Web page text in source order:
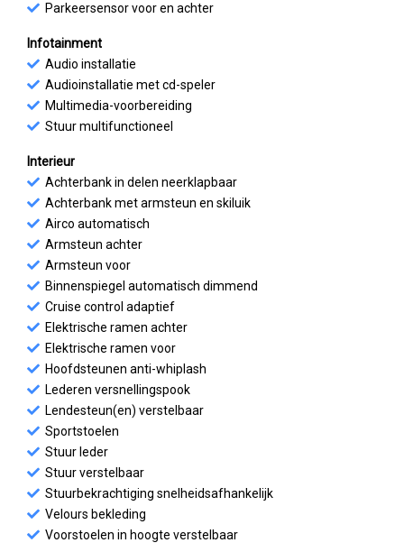
Parkeersensor voor en achter
Infotainment
Audio installatie
Audioinstallatie met cd-speler
Multimedia-voorbereiding
Stuur multifunctioneel
Interieur
Achterbank in delen neerklapbaar
Achterbank met armsteun en skiluik
Airco automatisch
Armsteun achter
Armsteun voor
Binnenspiegel automatisch dimmend
Cruise control adaptief
Elektrische ramen achter
Elektrische ramen voor
Hoofdsteunen anti-whiplash
Lederen versnellingspook
Lendesteun(en) verstelbaar
Sportstoelen
Stuur leder
Stuur verstelbaar
Stuurbekrachtiging snelheidsafhankelijk
Velours bekleding
Voorstoelen in hoogte verstelbaar